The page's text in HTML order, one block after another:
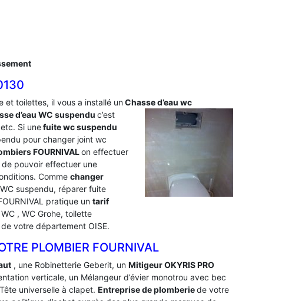
et toilettes, il vous a installé unChasse d’eau wc
d’eau WC suspendu c’est
Si unefuite wc suspendu
pour changer joint wc
FOURNIVALon effectuer
pouvoir effectuer une
Comme changer
suspendu, réparer fuite
pratique un tarif
, WC Grohe, toilette
votre département OISE.
PLOMBIER FOURNIVAL
, une Robinetterie Geberit, un Mitigeur OKYRIS PRO
verticale, un Mélangeur d’évier monotrou avec bec
universelle à clapet. Entreprise de plomberiede votre